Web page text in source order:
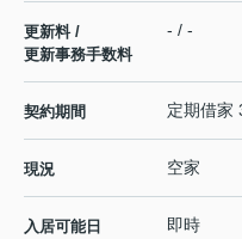
更新料 /
更新事務手数料
- / -
契約期間 定期借家
現況 空家
入居可能日 即時